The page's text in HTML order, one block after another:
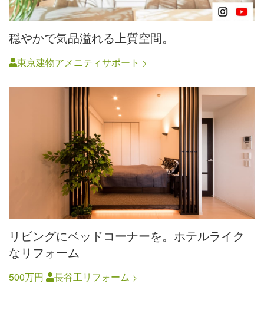
穏やかで気品溢れる上質空間。
東京建物アメニティサポート
リビングにベッドコーナーを。ホテルライク
なリフォーム
500万円 長谷工リフォーム